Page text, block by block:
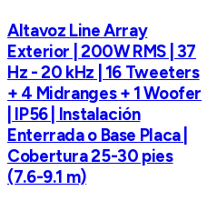
Altavoz Line Array
Exterior | 200W RMS | 37
Hz - 20 kHz | 16 Tweeters
+ 4 Midranges + 1 Woofer
| IP56 | Instalación
Enterrada o Base Placa |
Cobertura 25-30 pies
(7.6-9.1 m)